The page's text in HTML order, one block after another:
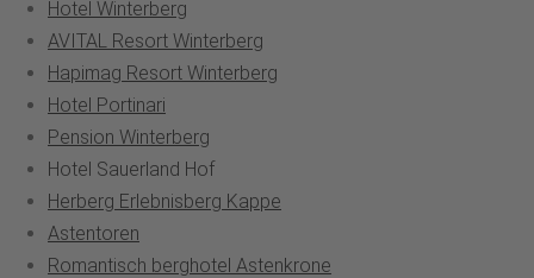
Hotel Winterberg
AVITAL Resort Winterberg
Hapimag Resort Winterberg
Hotel Portinari
Pension Winterberg
Hotel Sauerland Hof
Herberg Erlebnisberg Kappe
Astentoren
Romantisch berghotel Astenkrone